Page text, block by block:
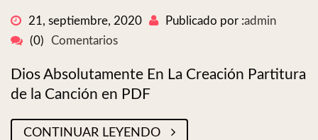
21, septiembre, 2020 Publicado por :admin
(0)
Comentarios
Dios Absolutamente En La Creación Partitura
de la Canción en PDF
CONTINUAR LEYENDO